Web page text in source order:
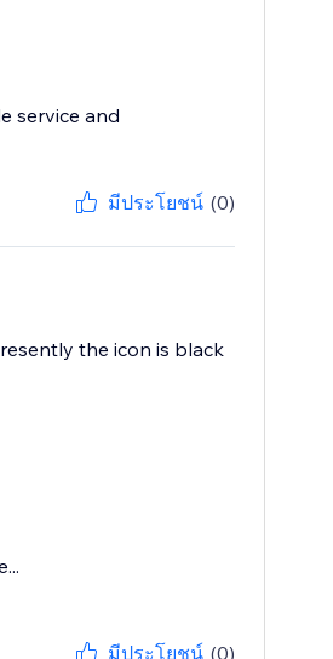
service and
มีประโยชน์ (0)
the icon is black
มีประโยชน์ (0)